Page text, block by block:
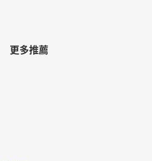
更多推薦